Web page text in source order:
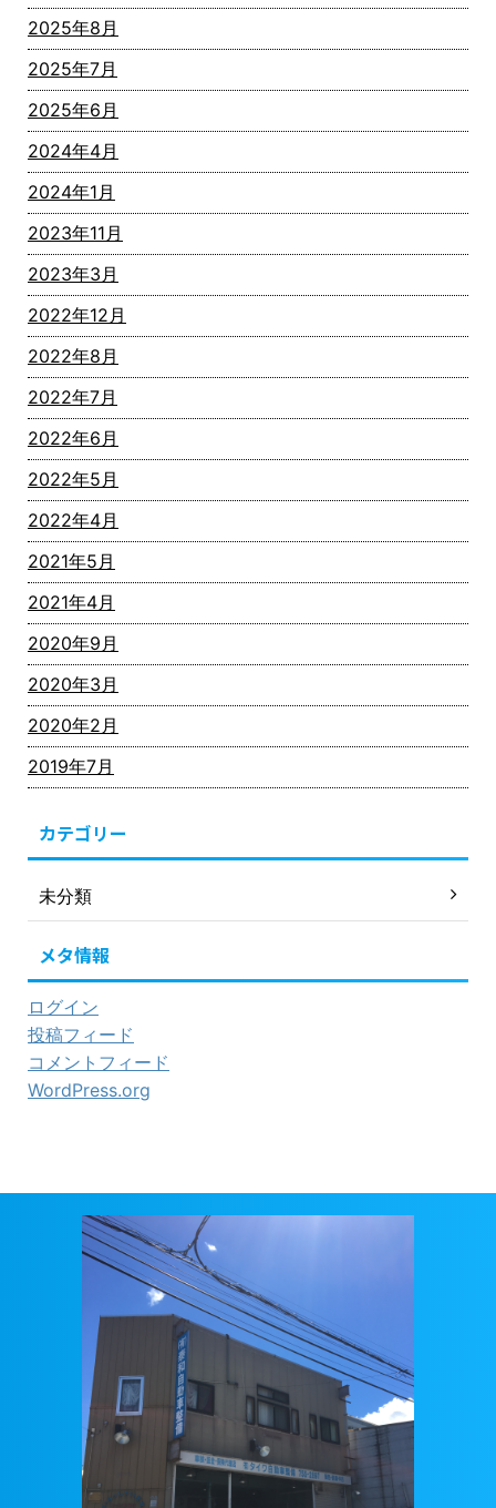
2025年8月
2025年7月
2025年6月
2024年4月
2024年1月
2023年11月
2023年3月
2022年12月
2022年8月
2022年7月
2022年6月
2022年5月
2022年4月
2021年5月
2021年4月
2020年9月
2020年3月
2020年2月
2019年7月
カテゴリー
未分類
メタ情報
ログイン
投稿フィード
コメントフィード
WordPress.org